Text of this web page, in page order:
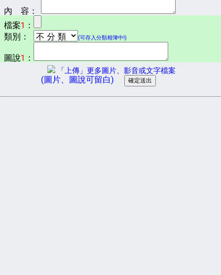
內 容：
檔案1 ：
類別：
(可存入分類相簿中!)
圖說1 ：
「上傳」更多圖片、影音或文字檔案
(圖片、圖說可留白)